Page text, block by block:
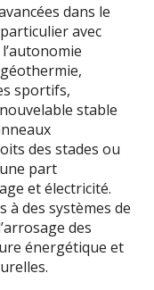
dans le
avec
sportifs,
stable
des stades ou
part
et électricité.
à des systèmes de
des
énergétique et